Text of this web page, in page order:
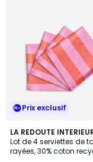
Prix exclusif
LA REDOUTE
Lot de 4 serviettes de
rayées, 30% coton
2
Couleurs